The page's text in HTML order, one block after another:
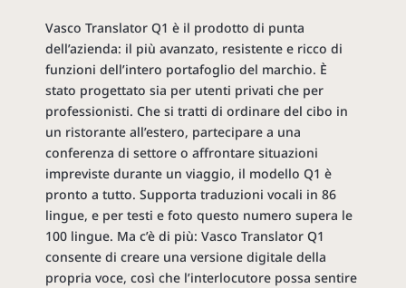
Vasco Translator Q1 è il prodotto di punta
dell’azienda: il più avanzato, resistente e ricco di
funzioni dell’intero portafoglio del marchio. È
stato progettato sia per utenti privati che per
professionisti. Che si tratti di ordinare del cibo in
un ristorante all’estero, partecipare a una
conferenza di settore o affrontare situazioni
impreviste durante un viaggio, il modello Q1 è
pronto a tutto. Supporta traduzioni vocali in 86
lingue, e per testi e foto questo numero supera le
100 lingue. Ma c’è di più: Vasco Translator Q1
consente di creare una versione digitale della
propria voce, così che l’interlocutore possa sentire